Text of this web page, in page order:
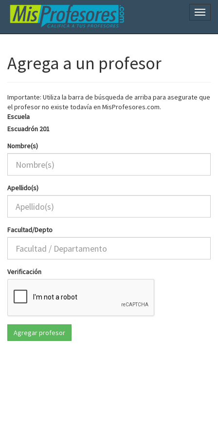
Agrega a un profesor
Importante: Utiliza la barra de búsqueda de arriba para asegurate que
el profesor no existe todavía en MisProfesores.com.
Escuela
Escuadrón 201
Nombre(s)
Apellido(s)
Facultad/Depto
Verificación